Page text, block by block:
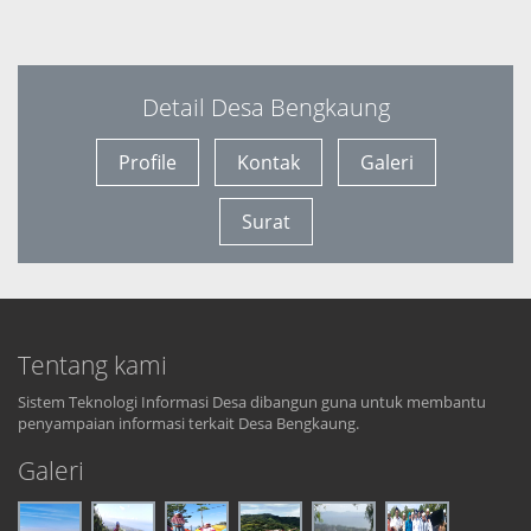
Detail Desa Bengkaung
Profile Kontak Galeri
Surat
Tentang kami
Sistem Teknologi Informasi Desa dibangun guna untuk membantu
penyampaian informasi terkait Desa Bengkaung.
Galeri